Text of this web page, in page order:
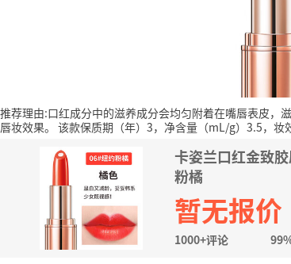
推荐理由:口红成分中的滋养成分会均匀附着在嘴唇表皮，
唇妆效果。 该款保质期（年）3，净含量（mL/g）3.5，妆
卡姿兰口红金致
粉橘
暂无报价
1000+评论